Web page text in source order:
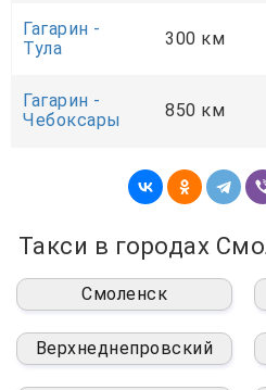
Гагарин -
Тула
300 км
Гагарин -
Чебоксары
850 км
Такси в городах
Смоленск
Верхнеднепровский